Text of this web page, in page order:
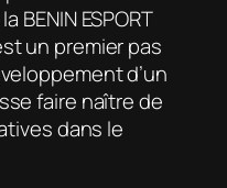
ESPORT
un premier pas
d’un
faire naître de
dans le